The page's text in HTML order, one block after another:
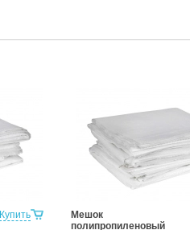
Купить
Мешок
полипропиленовый